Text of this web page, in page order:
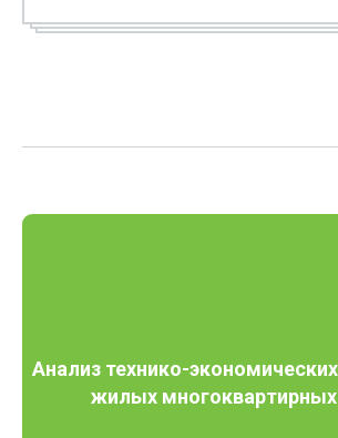
Анализ технико-
жилых